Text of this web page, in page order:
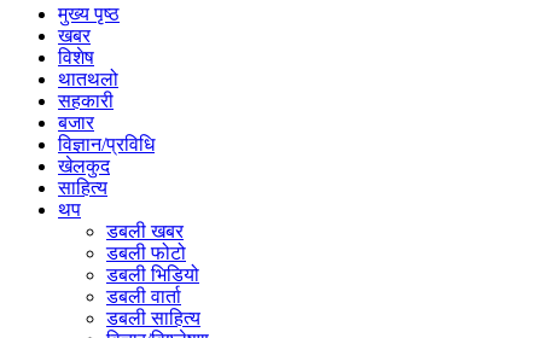
मुख्य पृष्ठ
खबर
विशेष
थातथलो
सहकारी
बजार
विज्ञान/प्रविधि
खेलकुद
साहित्य
थप
डबली खबर
डबली फोटो
डबली भिडियो
डबली वार्ता
डबली साहित्य